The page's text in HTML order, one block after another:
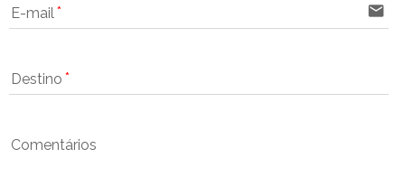
E-mail email
Destino
Comentários